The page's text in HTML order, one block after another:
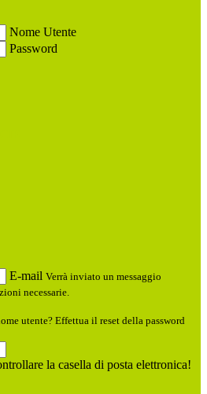
Nome Utente
Password
E-mail Verrà inviato un messaggio
necessarie.
utente? Effettua il reset della password
la casella di posta elettronica!